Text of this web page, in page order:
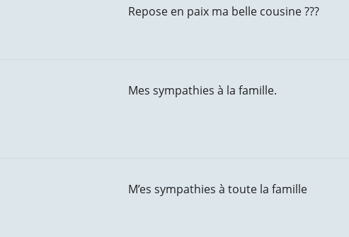
Repose en paix ma belle cousine ??️?
Mes sympathies à la famille.
M’es sympathies à toute la famille